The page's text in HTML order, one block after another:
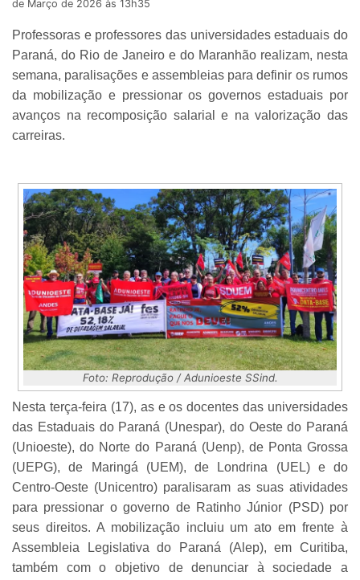
de Março de 2026 às 13h35
Professoras e professores das universidades estaduais do
Paraná, do Rio de Janeiro e do Maranhão realizam, nesta
semana, paralisações e assembleias para definir os rumos
da mobilização e pressionar os governos estaduais por
avanços na recomposição salarial e na valorização das
carreiras.
Foto: Reprodução / Adunioeste SSind.
Nesta terça-feira (17), as e os docentes das universidades
das Estaduais do Paraná (Unespar), do Oeste do Paraná
(Unioeste), do Norte do Paraná (Uenp), de Ponta Grossa
(UEPG), de Maringá (UEM), de Londrina (UEL) e do
Centro-Oeste (Unicentro) paralisaram as suas atividades
para pressionar o governo de Ratinho Júnior (PSD) por
seus direitos. A mobilização incluiu um ato em frente à
Assembleia Legislativa do Paraná (Alep), em Curitiba,
também com o objetivo de denunciar à sociedade a